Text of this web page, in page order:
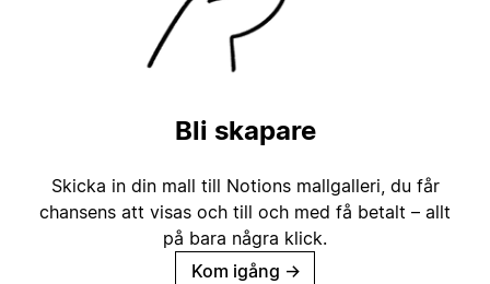
Bli skapare
Skicka in din mall till Notions mallgalleri, du får
chansens att visas och till och med få betalt – allt
på bara några klick.
Kom igång →